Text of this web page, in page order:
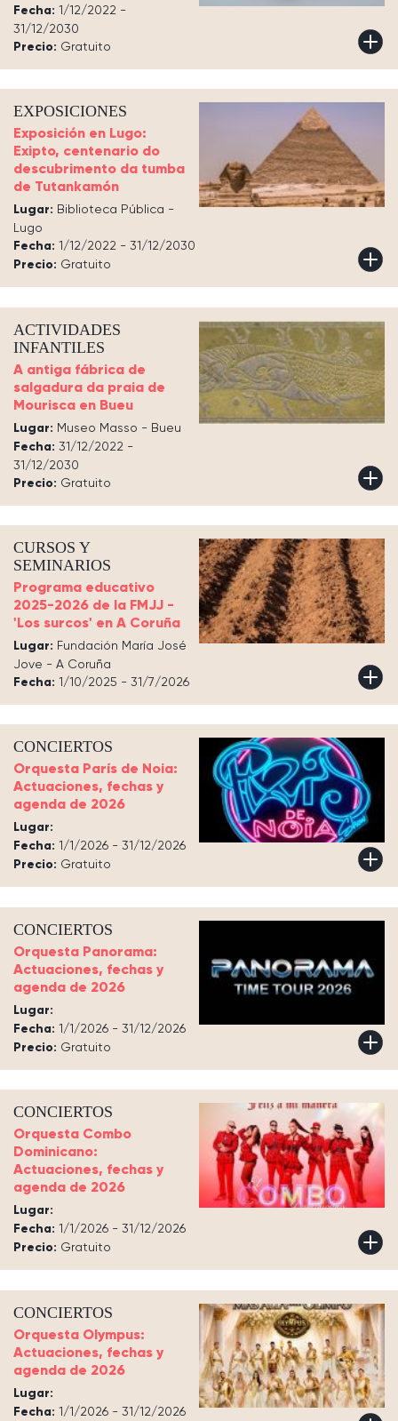
Fecha: 1/12/2022 -
31/12/2030
Precio: Gratuito
EXPOSICIONES
Exposición en Lugo:
Exipto, centenario do
descubrimento da tumba
de Tutankamón
Lugar: Biblioteca Pública -
Lugo
Fecha: 1/12/2022 - 31/12/2030
Precio: Gratuito
ACTIVIDADES
INFANTILES
A antiga fábrica de
salgadura da praia de
Mourisca en Bueu
Lugar: Museo Masso - Bueu
Fecha: 31/12/2022 -
31/12/2030
Precio: Gratuito
CURSOS Y
SEMINARIOS
Programa educativo
2025-2026 de la FMJJ -
'Los surcos' en A Coruña
Lugar: Fundación María José
Jove - A Coruña
Fecha: 1/10/2025 - 31/7/2026
CONCIERTOS
Orquesta París de Noia:
Actuaciones, fechas y
agenda de 2026
Lugar:
Fecha: 1/1/2026 - 31/12/2026
Precio: Gratuito
CONCIERTOS
Orquesta Panorama:
Actuaciones, fechas y
agenda de 2026
Lugar:
Fecha: 1/1/2026 - 31/12/2026
Precio: Gratuito
CONCIERTOS
Orquesta Combo
Dominicano:
Actuaciones, fechas y
agenda de 2026
Lugar:
Fecha: 1/1/2026 - 31/12/2026
Precio: Gratuito
CONCIERTOS
Orquesta Olympus:
Actuaciones, fechas y
agenda de 2026
Lugar:
Fecha: 1/1/2026 - 31/12/2026